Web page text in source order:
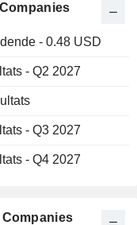
- 0.48 USD
- Q2 2027
- Q3 2027
- Q4 2027